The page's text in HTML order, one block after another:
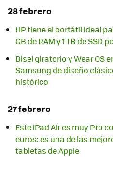
28 febrero
HP tiene el portátil ideal
GB de RAM y 1 TB de SSD
Bisel giratorio y Wear OS
Samsung de diseño
histórico
27 febrero
Este iPad Air es muy Pro
euros: es una de las
tabletas de Apple